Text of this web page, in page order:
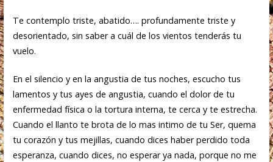
Te contemplo triste, abatido…. profundamente triste y
desorientado, sin saber a cuál de los vientos tenderás tu
vuelo.
En el silencio y en la angustia de tus noches, escucho tus
lamentos y tus ayes de angustia, cuando el dolor de tu
enfermedad física o la tortura interna, te cerca y te estrecha.
Cuando el llanto te brota de lo mas intimo de tu Ser, quema
tu corazón y tus mejillas, cuando dices haber perdido toda
esperanza, cuando dices, no esperar ya nada, porque no me